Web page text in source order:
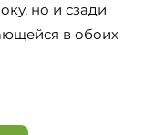
но и сзади
в обоих